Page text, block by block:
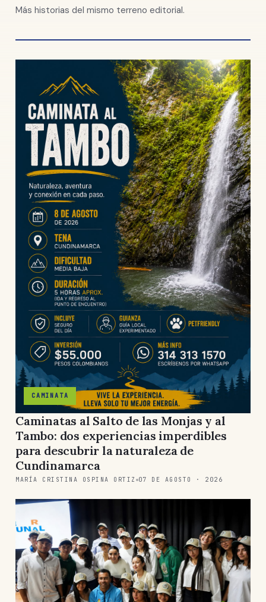
Más historias del mismo terreno editorial.
CAMINATA
Caminatas al Salto de las Monjas y al
Tambo: dos experiencias imperdibles
para descubrir la naturaleza de
Cundinamarca
MARÍA CRISTINA OSPINA ORTIZ 07 DE AGOSTO · 2026